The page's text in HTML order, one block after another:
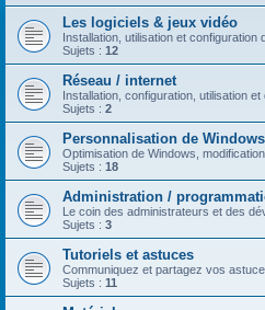
Les logiciels & jeux vidéo
Installation, utilisation et configuration
Sujets : 12
Réseau / internet
Installation, configuration, utilisation
Sujets : 2
Personnalisation de Windows
Optimisation de Windows,
Sujets : 18
Administration /
Le coin des administrateurs et des
Sujets : 3
Tutoriels et astuces
Communiquez et partagez vos
Sujets : 11